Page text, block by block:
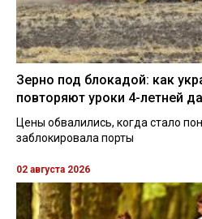
Зерно под блокадой: как
повторяют уроки 4-летней
Цены обвалились, когда стало
заблокировала порты
02 августа 2026